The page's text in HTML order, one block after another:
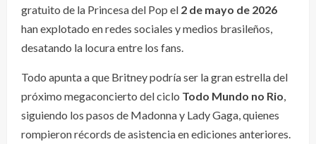
gratuito de la Princesa del Pop el 2 de mayo de 2026
han explotado en redes sociales y medios brasileños,
desatando la locura entre los fans.
Todo apunta a que Britney podría ser la gran estrella del
próximo megaconcierto del ciclo Todo Mundo no Rio,
siguiendo los pasos de Madonna y Lady Gaga, quienes
rompieron récords de asistencia en ediciones anteriores.